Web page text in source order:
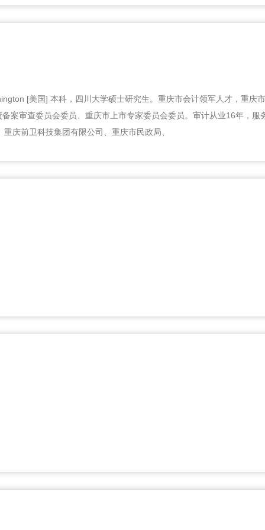
[美国] 本科，四川大学硕士研究生。重庆市会计领军人才，重庆
案审查委员会委员、重庆市上市专家委员会委员。审计从业16年，
庆前卫科技集团有限公司、重庆市民政局、